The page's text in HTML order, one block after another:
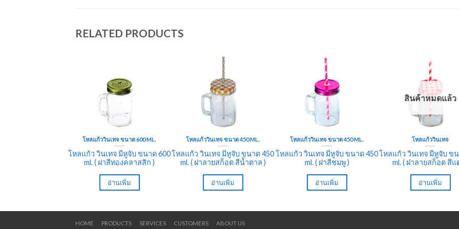
RELATED PRODUCTS
โหลแก้ววินเทจ ขนาด 600 ML.
โหลแก้ว วินเทจ มีหูจับ ขนาด 600
ml. ( ฝาสีทองคลาสสิก )
อ่านเพิ่ม
โหลแก้ววินเทจ ขนาด 450 ML.
โหลแก้ว วินเทจ มีหูจับ ขนาด 450
ml. ( ฝาลายสก็อต สีน้ำตาล )
อ่านเพิ่ม
โหลแก้ววินเทจ ขนาด 450 ML.
โหลแก้ว วินเทจ มีหูจับ ขนาด 450
ml. ( ฝาสีชมพู )
อ่านเพิ่ม
สินค้าหมดแล้ว
โหลแก้ววินเทจ
โหลแก้ว วินเทจ มีหูจับ ขน
ml. ( ฝาลายสก็อต สีแ
อ่านเพิ่ม
HOME PRODUCTS SERVICES CUSTOMERS ABOUT US